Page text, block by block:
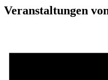
Veranstaltungen